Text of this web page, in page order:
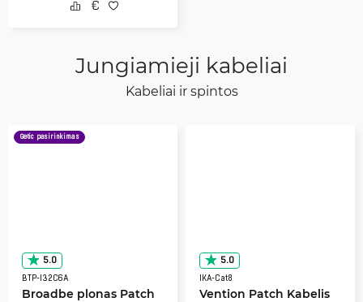
Jungiamieji kabeliai
Kabeliai ir spintos
Getic pasirinkimas
5.0
BTP-I32C6A
Broadbe plonas Patch
5.0
IKA-Cat8
Vention Patch Kabelis